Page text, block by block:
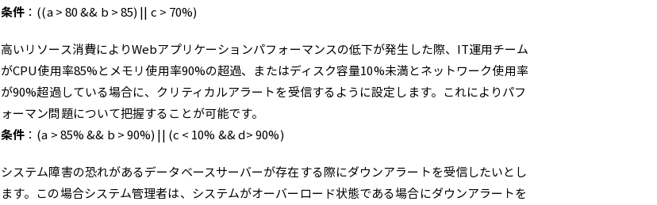
条件 ：((a > 80 && b > 85) || c > 70%)
高いリソース消費によりWebアプリケーションパフォーマンスの低下が発生した際、IT運用チーム
がCPU使用率85%とメモリ使用率90%の超過、またはディスク容量10%未満とネットワーク使用率
が90%超過している場合に、クリティカルアラートを受信するように設定します。これによりパフ
ォーマン問題について把握することが可能です。
条件 ：(a > 85% && b > 90%) || (c < 10% && d> 90%)
システム障害の恐れがあるデータベースサーバーが存在する際にダウンアラートを受信したいとし
ます。この場合システム管理者は、システムがオーバーロード状態である場合にダウンアラートを